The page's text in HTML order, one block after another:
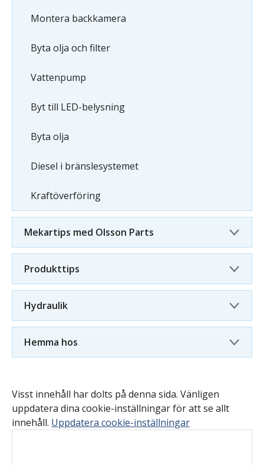
Montera backkamera
Byta olja och filter
Vattenpump
Byt till LED-belysning
Byta olja
Diesel i bränslesystemet
Kraftöverföring
Mekartips med Olsson Parts
Produkttips
Hydraulik
Hemma hos
Visst innehåll har dolts på denna sida. Vänligen
uppdatera dina cookie-inställningar för att se allt
innehåll. Uppdatera cookie-inställningar